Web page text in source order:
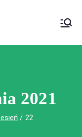
im.
Górze
2021
22